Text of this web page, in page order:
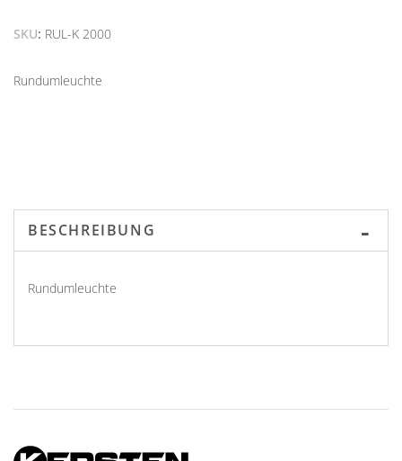
SKU RUL-K 2000
Rundumleuchte
BESCHREIBUNG
Rundumleuchte